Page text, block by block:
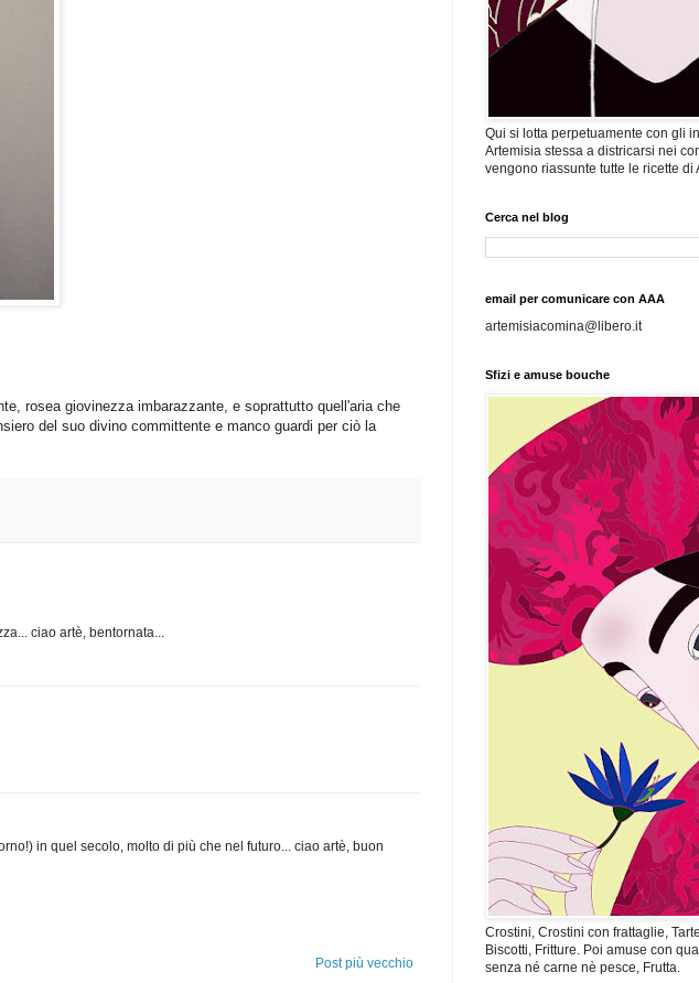
rosea giovinezza imbarazzante, e soprattutto quell'aria che
del suo divino committente e manco guardi per ciò la
ciao artè, bentornata...
in quel secolo, molto di più che nel futuro... ciao artè, buon
Post più vecchio
Qui si lotta perpetuamente con gli
Artemisia stessa a districarsi nei
vengono riassunte tutte le ricette di
Cerca nel blog
email per comunicare con AAA
artemisiacomina@libero.it
Sfizi e amuse bouche
Crostini, Crostini con frattaglie,
Biscotti, Fritture. Poi amuse con
senza né carne nè pesce, Frutta.